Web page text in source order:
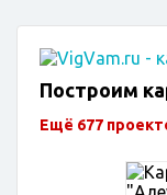
Построим
Ещё 677